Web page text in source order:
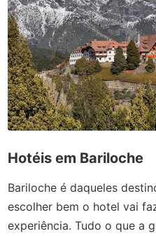
Hotéis em Bariloche
Bariloche é daqueles
escolher bem o hotel vai
experiência. Tudo o que a